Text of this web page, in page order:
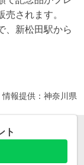
されます。
、新松田駅から
情報提供： 神奈川県
ト